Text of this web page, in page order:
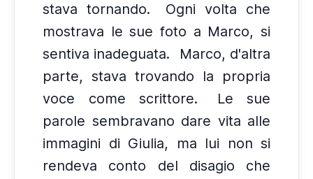
stava tornando.
Ogni volta che
mostrava le sue foto a Marco, si
sentiva inadeguata.
Marco, d'altra
parte, stava trovando la propria
voce come scrittore.
Le sue
parole sembravano dare vita alle
immagini di Giulia, ma lui non si
rendeva conto del disagio che